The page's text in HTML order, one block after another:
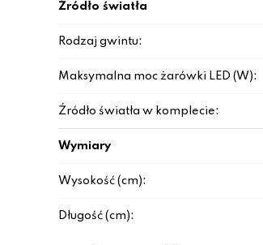
Źródło światła
Rodzaj gwintu:
Maksymalna moc żarówki LED (W):
Źródło światła w komplecie:
Wymiary
Wysokość (cm):
Długość (cm):